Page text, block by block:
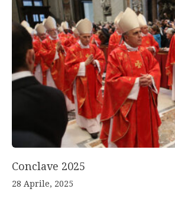
Conclave 2025
28 Aprile, 2025